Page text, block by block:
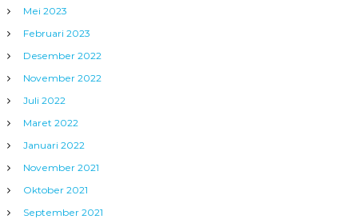
Mei 2023
Februari 2023
Desember 2022
November 2022
Juli 2022
Maret 2022
Januari 2022
November 2021
Oktober 2021
September 2021